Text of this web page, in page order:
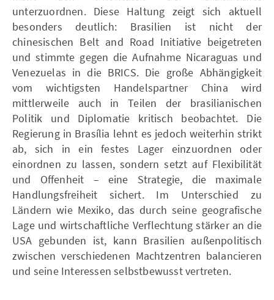
unterzuordnen. Diese Haltung zeigt sich aktuell
besonders deutlich: Brasilien ist nicht der
chinesischen Belt and Road Initiative beigetreten
und stimmte gegen die Aufnahme Nicaraguas und
Venezuelas in die BRICS. Die große Abhängigkeit
vom wichtigsten Handelspartner China wird
mittlerweile auch in Teilen der brasilianischen
Politik und Diplomatie kritisch beobachtet. Die
Regierung in Brasília lehnt es jedoch weiterhin strikt
ab, sich in ein festes Lager einzuordnen oder
einordnen zu lassen, sondern setzt auf Flexibilität
und Offenheit – eine Strategie, die maximale
Handlungsfreiheit sichert. Im Unterschied zu
Ländern wie Mexiko, das durch seine geografische
Lage und wirtschaftliche Verflechtung stärker an die
USA gebunden ist, kann Brasilien außenpolitisch
zwischen verschiedenen Machtzentren balancieren
und seine Interessen selbstbewusst vertreten.